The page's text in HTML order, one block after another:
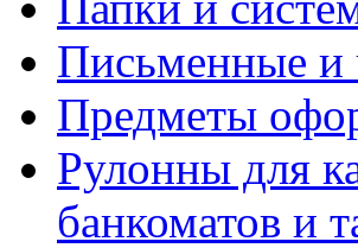
Письменные и
Предметы
Рулонны для
банкоматов и